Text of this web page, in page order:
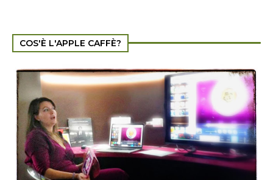
COS'È L'APPLE CAFFÈ?